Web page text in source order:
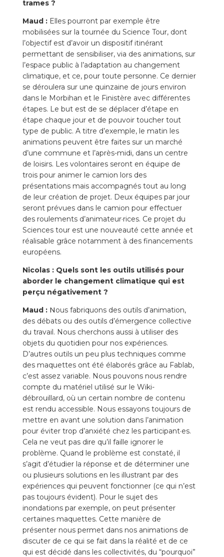
trames ?
Maud : Elles pourront par exemple être
mobilisées sur la tournée du Science Tour, dont
l’objectif est d’avoir un dispositif itinérant
permettant de sensibiliser, via des animations, sur
l’espace public à l’adaptation au changement
climatique, et ce, pour toute personne. Ce dernier
se déroulera sur une quinzaine de jours environ
dans le Morbihan et le Finistère avec différentes
étapes. Le but est de se déplacer d’étape en
étape chaque jour et de pouvoir toucher tout
type de public. A titre d’exemple, le matin les
animations peuvent être faites sur un marché
d’une commune et l’après-midi, dans un centre
de loisirs. Les volontaires seront en équipe de
trois pour animer le camion lors des
présentations mais accompagnés tout au long
de leur création de projet. Deux équipes par jour
seront prévues dans le camion pour effectuer
des roulements d’animateur·rices. Ce projet du
Sciences tour est une nouveauté cette année et
réalisable grâce notamment à des financements
européens.
Nicolas : Quels sont les outils utilisés pour
aborder le changement climatique qui est
perçu négativement ?
Maud : Nous fabriquons des outils d’animation,
des débats ou des outils d’émergence collective
du travail. Nous cherchons aussi à utiliser des
objets du quotidien pour nos expériences.
D’autres outils un peu plus techniques comme
des maquettes ont été élaborés grâce au Fablab,
c’est assez variable. Nous pouvons nous rendre
compte du matériel utilisé sur le Wiki-
débrouillard, où un certain nombre de contenu
est rendu accessible. Nous essayons toujours de
mettre en avant une solution dans l’animation
pour éviter trop d’anxiété chez les participant·es.
Cela ne veut pas dire qu’il faille ignorer le
problème. Quand le problème est constaté, il
s’agit d’étudier la réponse et de déterminer une
ou plusieurs solutions en les illustrant par des
expériences qui peuvent fonctionner (ce qui n’est
pas toujours évident). Pour le sujet des
inondations par exemple, on peut présenter
certaines maquettes. Cette manière de
présenter nous permet dans nos animations de
discuter de ce qui se fait dans la réalité et de ce
qui est décidé dans les collectivités, du “pourquoi”